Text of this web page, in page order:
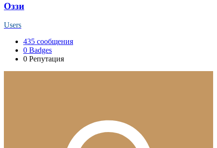
Оззи
Users
435 сообщения
0 Badges
0 Репутация